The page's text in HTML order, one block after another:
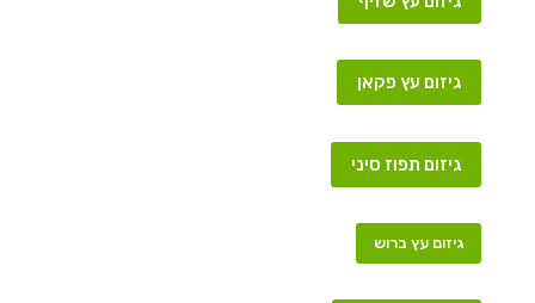
גיזום עץ פקאן
גיזום תפוז סיני
גיזום עץ ברוש